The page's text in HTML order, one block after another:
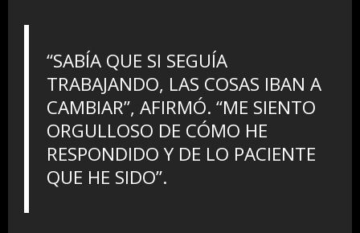
“SABÍA QUE SI SEGUÍA
TRABAJANDO, LAS COSAS IBAN A
CAMBIAR”, AFIRMÓ. “ME SIENTO
ORGULLOSO DE CÓMO HE
RESPONDIDO Y DE LO PACIENTE
QUE HE SIDO”.